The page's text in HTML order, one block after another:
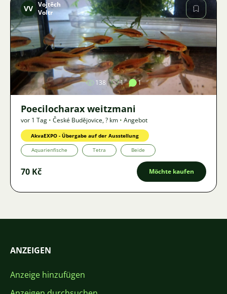
Bild
VV Vojtěch
Voltr
138 1 1
Poecilocharax weitzmani
vor 1 Tag • České Budějovice,? km • Angebot
AkvaEXPO - Übergabe auf der Ausstellung
Aquarienfische Tetra Beide
70 Kč Möchte kaufen
ANZEIGEN
Anzeige hinzufügen